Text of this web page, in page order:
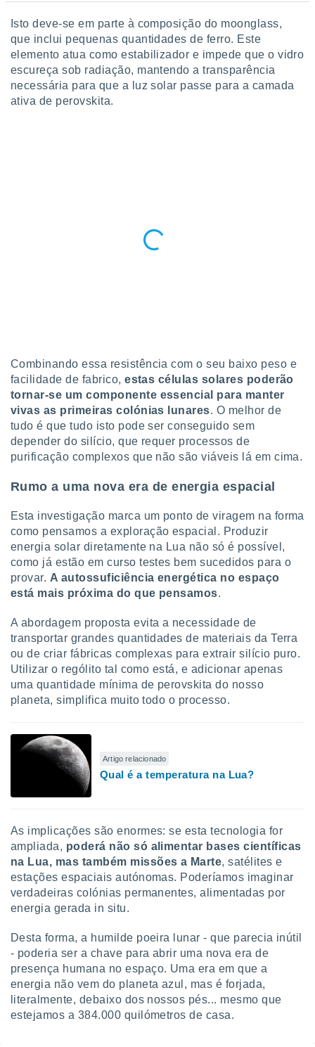
Isto deve-se em parte à composição do moonglass,
que inclui pequenas quantidades de ferro. Este
elemento atua como estabilizador e impede que o vidro
escureça sob radiação, mantendo a transparência
necessária para que a luz solar passe para a camada
ativa de perovskita.
Combinando essa resistência com o seu baixo peso e
facilidade de fabrico,estas células solares poderão
tornar-se um componente essencial para manter
vivas as primeiras colónias lunares. O melhor de
tudo é que tudo isto pode ser conseguido sem
depender do silício, que requer processos de
purificação complexos que não são viáveis lá em cima.
Rumo a uma nova era de energia espacial
Esta investigação marca um ponto de viragem na forma
como pensamos a exploração espacial. Produzir
energia solar diretamente na Lua não só é possível,
como já estão em curso testes bem sucedidos para o
provar. A autossuficiência energética no espaço
está mais próxima do que pensamos.
A abordagem proposta evita a necessidade de
transportar grandes quantidades de materiais da Terra
ou de criar fábricas complexas para extrair silício puro.
Utilizar o rególito tal como está, e adicionar apenas
uma quantidade mínima de perovskita do nosso
planeta, simplifica muito todo o processo.
Artigo relacionado
Qual é a temperatura na Lua?
As implicações são enormes: se esta tecnologia for
ampliada, poderá não só alimentar bases científicas
na Lua, mas também missões a Marte, satélites e
estações espaciais autónomas. Poderíamos imaginar
verdadeiras colónias permanentes, alimentadas por
energia gerada in situ.
Desta forma, a humilde poeira lunar - que parecia inútil
- poderia ser a chave para abrir uma nova era de
presença humana no espaço. Uma era em que a
energia não vem do planeta azul, mas é forjada,
literalmente, debaixo dos nossos pés... mesmo que
estejamos a 384.000 quilómetros de casa.